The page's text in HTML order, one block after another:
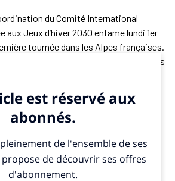
du Comité International
aux Jeux d’hiver 2030 entame lundi 1er
tournée dans les Alpes françaises.
membres inspecteront plusieurs sites
comme Courchevel, La Plagne,
Grand-Bornand. Ces stations figurent le
par le Comité d’organisation
ci n’est pas encore définitif. Cette visite
appelés à accueillir les épreuves neige.
également à Val d’Isère (Savoie),